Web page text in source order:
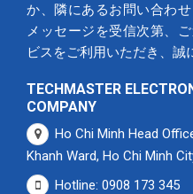
か、隣にあるお問い合わ
メッセージを受信次第、
ビスをご利用いただき、誠
TECHMASTER
COMPANY
Ho Chi Minh Head
Khanh Ward, Ho Chi Minh
Hotline: 0908 173 345